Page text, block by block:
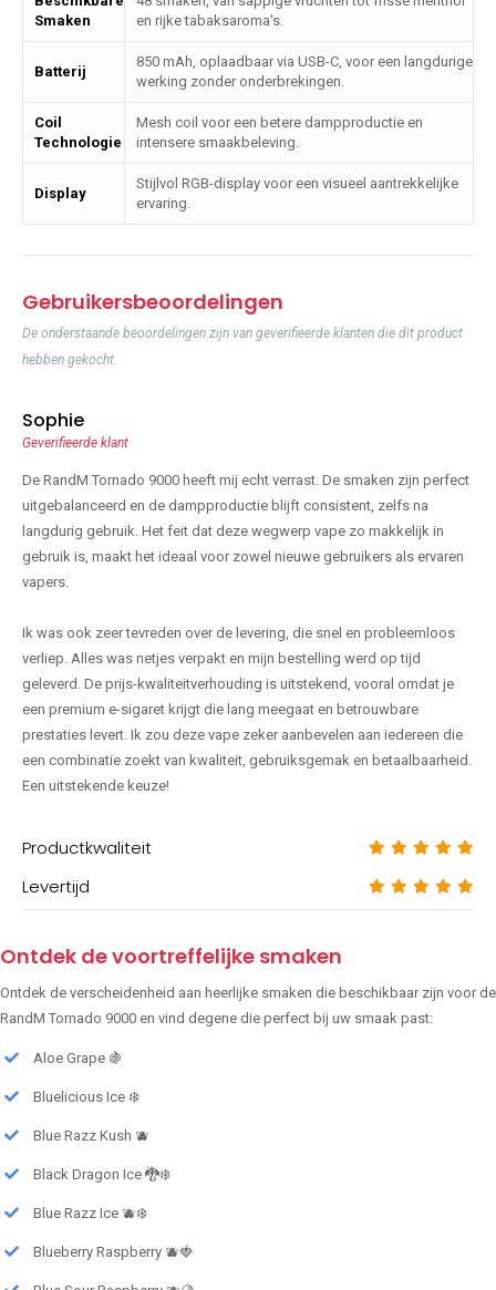
Smaken
en rijke tabaksaroma's.
Batterij
850 mAh, oplaadbaar via USB-C, voor een langdurige
werking zonder onderbrekingen.
Coil
Technologie
Mesh coil voor een betere dampproductie en
intensere smaakbeleving.
Display
Stijlvol RGB-display voor een visueel aantrekkelijke
ervaring.
Gebruikersbeoordelingen
De onderstaande beoordelingen zijn van geverifieerde klanten die dit product
hebben gekocht.
Sophie
Geverifieerde klant
De RandM Tornado 9000 heeft mij echt verrast. De smaken zijn perfect
uitgebalanceerd en de dampproductie blijft consistent, zelfs na
langdurig gebruik. Het feit dat deze wegwerp vape zo makkelijk in
gebruik is, maakt het ideaal voor zowel nieuwe gebruikers als ervaren
vapers.
Ik was ook zeer tevreden over de levering, die snel en probleemloos
verliep. Alles was netjes verpakt en mijn bestelling werd op tijd
geleverd. De prijs-kwaliteitverhouding is uitstekend, vooral omdat je
een premium e-sigaret krijgt die lang meegaat en betrouwbare
prestaties levert. Ik zou deze vape zeker aanbevelen aan iedereen die
een combinatie zoekt van kwaliteit, gebruiksgemak en betaalbaarheid.
Een uitstekende keuze!
Productkwaliteit
Levertijd
Ontdek de voortreffelijke smaken
Ontdek de verscheidenheid aan heerlijke smaken die beschikbaar zijn voor de
RandM Tornado 9000 en vind degene die perfect bij uw smaak past:
Aloe Grape 🍇
Bluelicious Ice ❄️
Blue Razz Kush 🫐
Black Dragon Ice 🐉❄️
Blue Razz Ice 🫐❄️
Blueberry Raspberry 🫐🍓